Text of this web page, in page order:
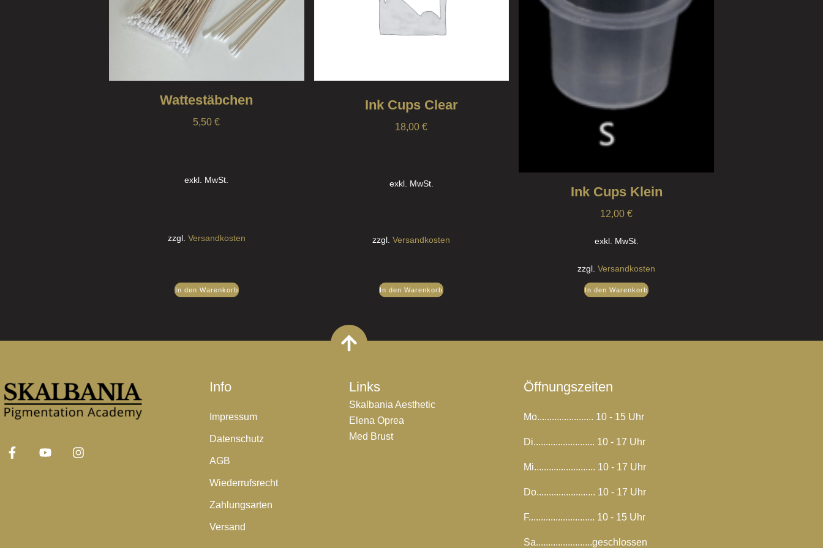
Wattestäbchen
5,50 €
exkl. MwSt.
zzgl. Versandkosten
In den Warenkorb
Ink Cups Clear
18,00€
exkl. MwSt.
zzgl.Versandkosten
In den Warenkorb
Ink Cups Klein
12,00€
exkl. MwSt.
zzgl.Versandkosten
In den Warenkorb
Info
Impressum
Datenschutz
AGB
Wiederrufsrecht
Zahlungsarten
Versand
Links
Skalbania Aesthetic
Elena Oprea
Med Brust
Öffnungszeiten
Mo....................... 10 - 15 Uhr
Di......................... 10 - 17 Uhr
Mi......................... 10 - 17 Uhr
Do........................ 10 - 17 Uhr
F........................... 10 - 15 Uhr
Sa.......................geschlossen